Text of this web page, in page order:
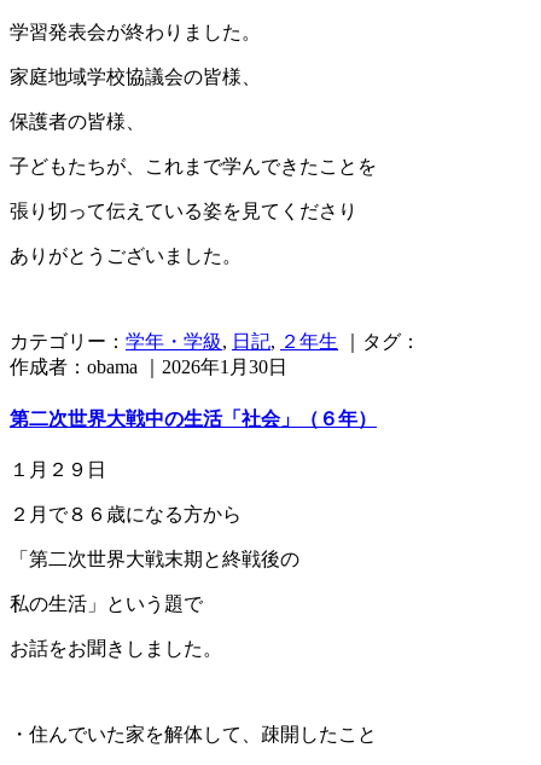
学習発表会が終わりました。
家庭地域学校協議会の皆様、
保護者の皆様、
子どもたちが、これまで学んできたことを
張り切って伝えている姿を見てくださり
ありがとうございました。
カテゴリー： 学年・学級, 日記, ２年生 ｜タグ：
作成者：obama ｜2026年1月30日
第二次世界大戦中の生活「社会」（６年）
１月２９日
２月で８６歳になる方から
「第二次世界大戦末期と終戦後の
私の生活」という題で
お話をお聞きしました。
・住んでいた家を解体して、疎開したこと